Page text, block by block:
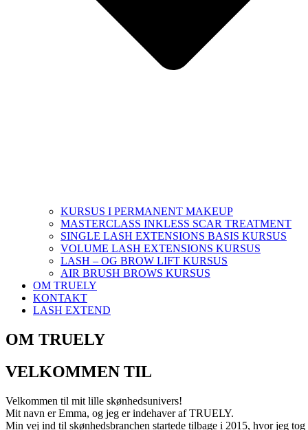
KURSUS I PERMANENT MAKEUP
MASTERCLASS INKLESS SCAR TREATMENT
SINGLE LASH EXTENSIONS BASIS KURSUS
VOLUME LASH EXTENSIONS KURSUS
LASH – OG BROW LIFT KURSUS
AIR BRUSH BROWS KURSUS
OM TRUELY
KONTAKT
LASH EXTEND
OM TRUELY
VELKOMMEN TIL
Velkommen til mit lille skønhedsunivers!
Mit navn er Emma, og jeg er indehaver af TRUELY.
Min vej ind til skønhedsbranchen startede tilbage i 2015, hvor jeg tog